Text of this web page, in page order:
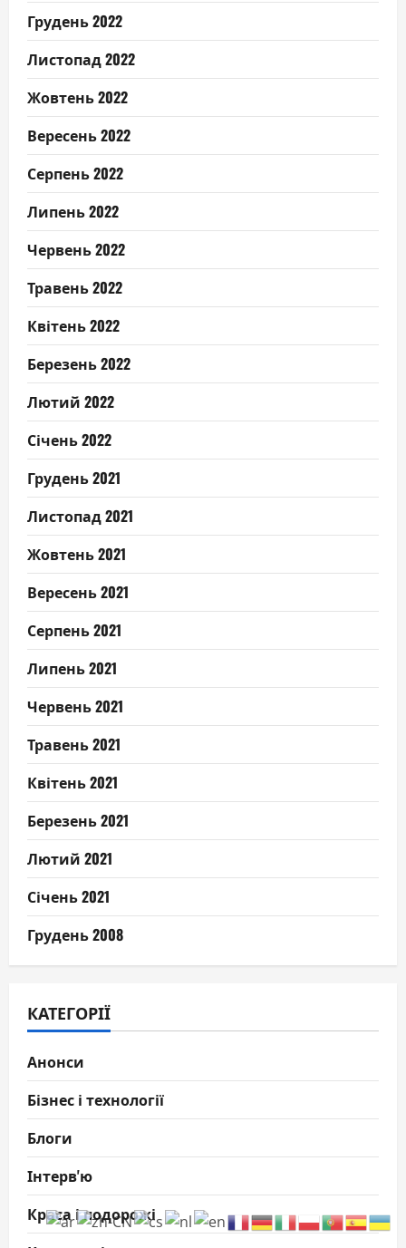
Грудень 2022
Листопад 2022
Жовтень 2022
Вересень 2022
Серпень 2022
Липень 2022
Червень 2022
Травень 2022
Квітень 2022
Березень 2022
Лютий 2022
Січень 2022
Грудень 2021
Листопад 2021
Жовтень 2021
Вересень 2021
Серпень 2021
Липень 2021
Червень 2021
Травень 2021
Квітень 2021
Березень 2021
Лютий 2021
Січень 2021
Грудень 2008
КАТЕГОРІЇ
Анонси
Бізнес і технології
Блоги
Інтерв'ю
Краса і подорожі